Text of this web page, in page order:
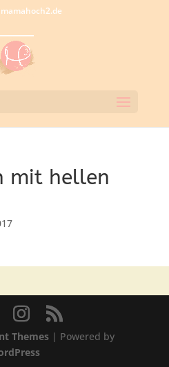
mit hellen
Themes | Powered by